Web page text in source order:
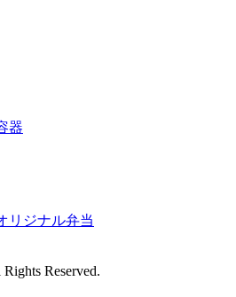
器
リジナル弁当
Reserved.